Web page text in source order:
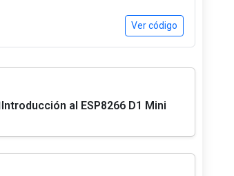
Ver código
Introducción al ESP8266 D1 Mini